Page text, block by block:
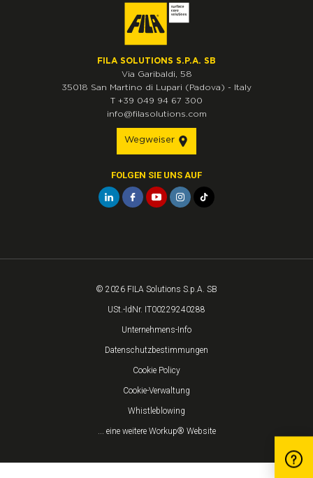
FILA SOLUTIONS S.P.A. SB
Via Garibaldi, 58
35018 San Martino di Lupari (Padova) - Italy
T +39 049 94 67 300
info@filasolutions.com
Wegweiser
FOLGEN SIE UNS AUF
© 2026 FILA Solutions S.p.A. SB
USt.-IdNr. IT00229240288
Unternehmens-Info
Datenschutzbestimmungen
Cookie Policy
Cookie-Verwaltung
Whistleblowing
... eine weitere Workup® Website